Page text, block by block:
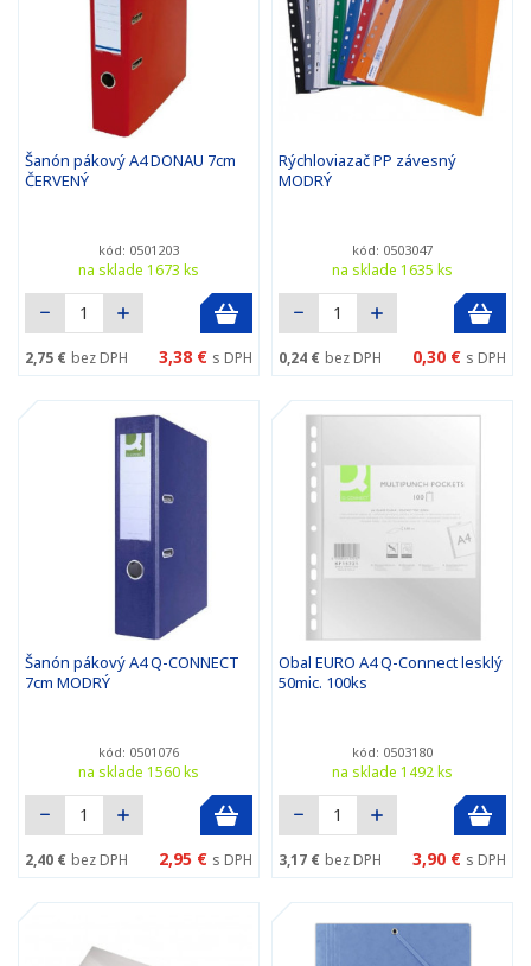
Šanón pákový A4 DONAU 7cm
ČERVENÝ
kód: 0501203
na sklade 1673 ks
2,75 € bez DPH 3,38 € s DPH
Rýchloviazač PP závesný
MODRÝ
kód: 0503047
na sklade 1635 ks
0,24 € bez DPH 0,30 € s DPH
Šanón pákový A4 Q-CONNECT
7cm MODRÝ
kód: 0501076
na sklade 1560 ks
2,40 € bez DPH 2,95 € s DPH
Obal EURO A4 Q-Connect lesklý
50mic. 100ks
kód: 0503180
na sklade 1492 ks
3,17 € bez DPH 3,90 € s DPH